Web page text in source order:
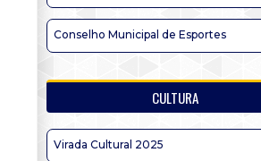
Conselho Municipal de Esportes
CULTURA
Virada Cultural 2025